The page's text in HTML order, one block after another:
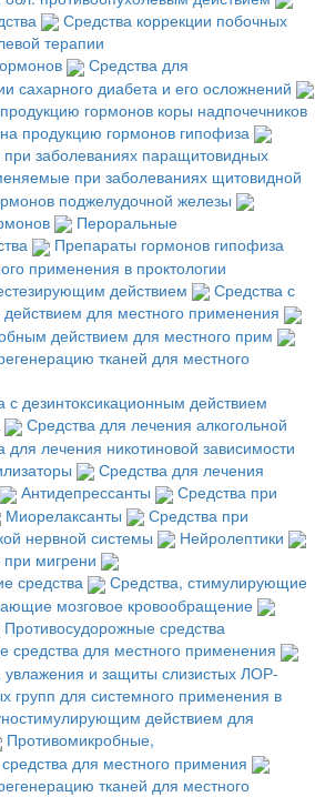
Средства коррекции побочных
терапии
Средства для
сахарного диабета и его осложнений
гормонов коры надпочечников
продукцию гормонов гипофиза
заболеваниях паращитовидных
при заболеваниях щитовидной
поджелудочной железы
Пероральные
Препараты гормонов гипофиза
применения в проктологии
действием
Средства с
для местного применения
действием для местного прим
тканей для местного
с дезинтоксикационным действием
Средства для лечения алкогольной
для лечения никотиновой зависимости
Средства для лечения
Антидепрессанты
Средства при
Миорелаксанты
Средства при
нервной системы
Нейролептики
мигрени
средства
Средства, стимулирующие
мозговое кровообращение
Противосудорожные средства
средства для местного применения
и защиты слизистых ЛОР-
групп для системного применения в
действием для
Противомикробные,
для местного примения
тканей для местного